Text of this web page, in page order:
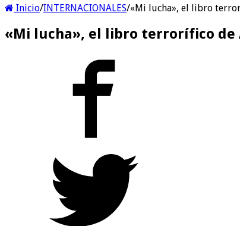
Inicio/INTERNACIONALES/«Mi lucha», el libro
«Mi lucha», el libro terrorífico